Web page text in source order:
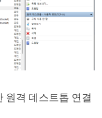
원격 데스트톱 연결